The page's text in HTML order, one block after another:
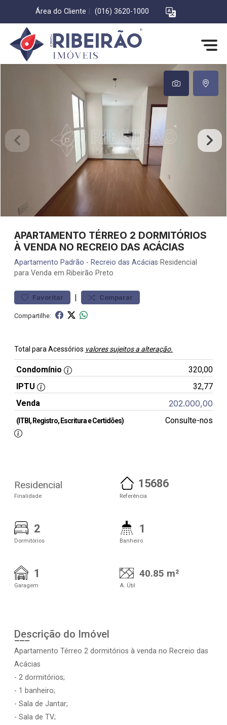
Área do Cliente (016) 3620-1000
APARTAMENTO TÉRREO 2 DORMITÓRIOS
À VENDA NO RECREIO DAS ACÁCIAS
Apartamento Padrão - Recreio das Acácias Residencial
para Venda em Ribeirão Preto
Favoritar | Comparar
Compartilhe:
Total para Acessórios valores sujeitos a alteração.
Condomínio
320,00
IPTU
32,77
Venda
202.000,00
(ITBI, Registro, Escritura e Certidões) Consulte-nos
Residencial
Finalidade
15686
Referência
2
Dormitórios
1
Banheiro
1
Garagem
40.85 m²
A. Útil
Descrição do Imóvel
Apartamento Térreo 2 dormitórios à venda no Recreio das
Acácias
- 2 dormitórios;
- 1 banheiro;
- Sala de Jantar;
- Sala de TV;